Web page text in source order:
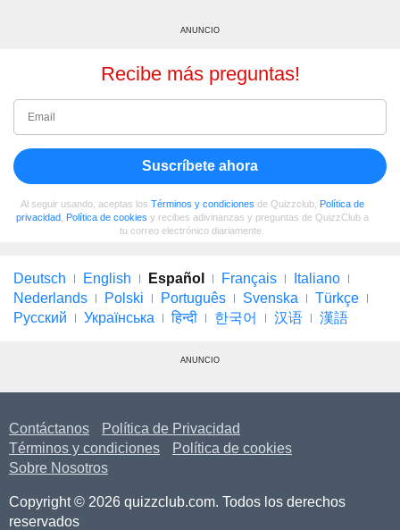
ANUNCIO
Recibe más preguntas!
Suscríbete ahora
Al seguir usando, aceptas los Términos y condiciones de Quizzclub, Política de
privacidad, Política de cookies y recibes adivinanzas y preguntas de QuizzClub a
tu correo electrónico diariamente.
Deutsch English Español Français
Italiano
Nederlands
Polski Português Svenska
Türkçe
Русский
Українська हिन्दी 한국어 汉语 漢語
ANUNCIO
Contáctanos
Política de Privacidad
Términos y condiciones
Política de cookies
Sobre Nosotros
Copyright © 2026 quizzclub.com. Todos los derechos
reservados